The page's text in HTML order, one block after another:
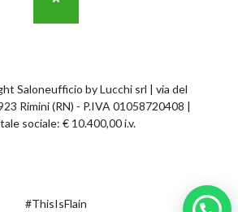
Saloneufficio by Lucchi srl | via del
Rimini (RN) - P.IVA 01058720408 |
sociale: € 10.400,00 i.v.
#ThisIsFlain